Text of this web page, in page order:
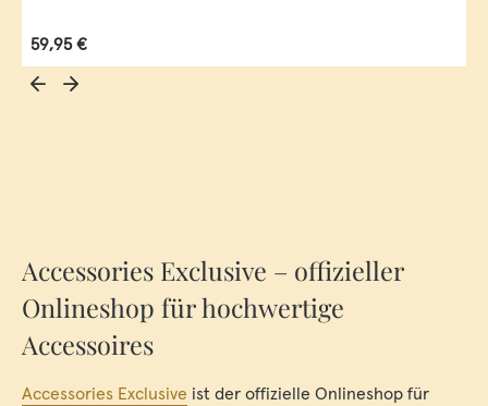
Regulärer Preis:
59,95 €
Accessories Exclusive – offizieller
Onlineshop für hochwertige
Accessoires
Accessories Exclusive ist der offizielle Onlineshop für